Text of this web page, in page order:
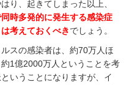
り、起きてしまった以上、
時多発的に発生する感染症
考えておくべきでしょう。
スの感染者は、約70万人ほ
1億2000万人ということを考
いうことになりますが、イ